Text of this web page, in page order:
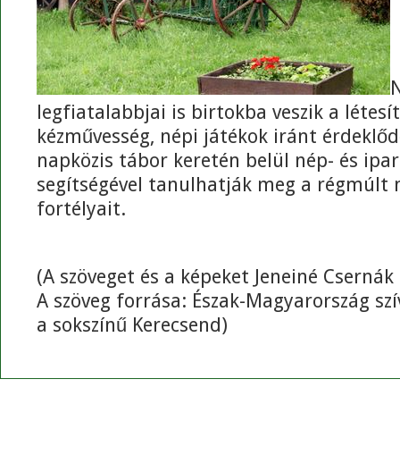
legfiatalabbjai is birtokba veszik a
kézművesség, népi játékok iránt
napközis tábor keretén belül nép- és
segítségével tanulhatják meg a régmúlt
fortélyait.
(A szöveget és a képeket Jeneiné
A szöveg forrása: Észak-Magyarország
a sokszínű Kerecsend)